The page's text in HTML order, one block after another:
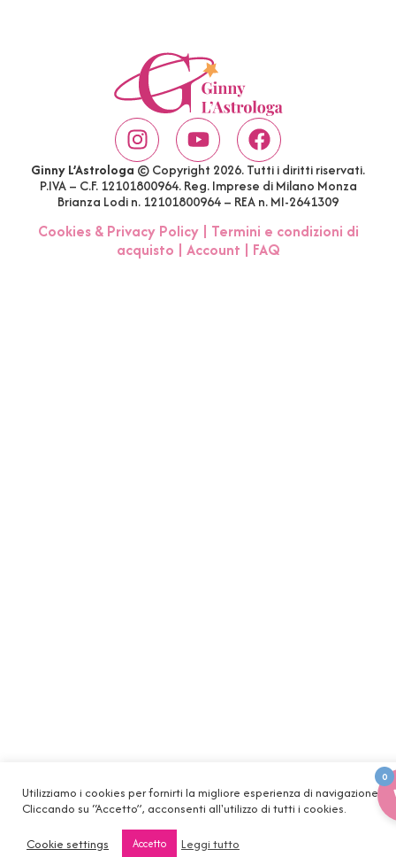
Ginny L’Astrologa © Copyright 2026. Tutti i diritti riservati.
P.IVA – C.F. 12101800964. Reg. Imprese di Milano Monza
Brianza Lodi n. 12101800964 – REA n. MI-2641309
Cookies & Privacy Policy| Termini e condizioni di
acquisto | Account | FAQ
Utilizziamo i cookies per fornirti la migliore esperienza di navigazione.
Cliccando su “Accetto”, acconsenti all'utilizzo di tutti i cookies.
Cookie settings
Accetto Leggi tutto
0